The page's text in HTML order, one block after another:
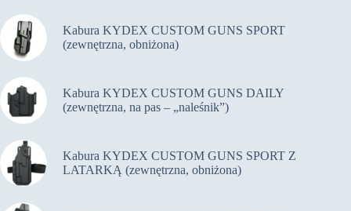
Kabura KYDEX CUSTOM GUNS SPORT
(zewnętrzna, obniżona)
Kabura KYDEX CUSTOM GUNS DAILY
(zewnętrzna, na pas – „naleśnik”)
Kabura KYDEX CUSTOM GUNS SPORT Z
LATARKĄ (zewnętrzna, obniżona)